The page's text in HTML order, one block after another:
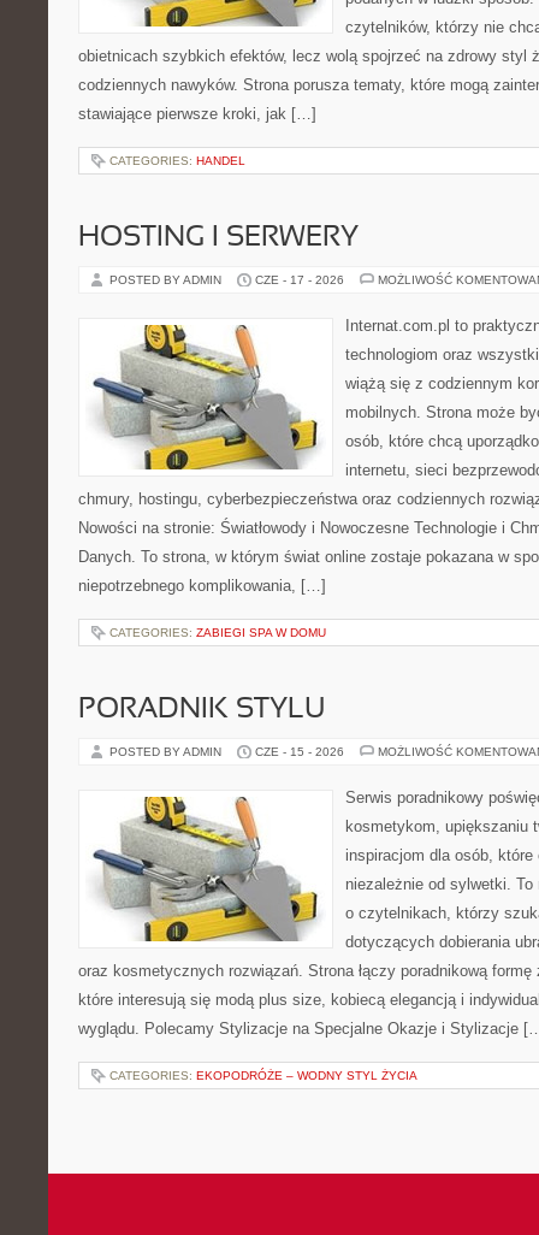
czytelników, którzy nie
obietnicach szybkich efektów, lecz wolą spojrzeć na zdrowy styl
codziennych nawyków. Strona porusza tematy, które mogą
stawiające pierwsze kroki, jak […]
CATEGORIES: HANDEL
HOSTING I SERWERY
POSTED BY ADMIN CZE - 17 - 2026 MOŻLIWOŚĆ
Internat.com.pl to
technologiom oraz
wiążą się z codziennym
mobilnych. Strona może
osób, które chcą
internetu, sieci
chmury, hostingu, cyberbezpieczeństwa oraz codziennych
Nowości na stronie: Światłowody i Nowoczesne Technologie i
Danych. To strona, w którym świat online zostaje pokazana w
niepotrzebnego komplikowania, […]
CATEGORIES: ZABIEGI SPA W DOMU
PORADNIK STYLU
POSTED BY ADMIN CZE - 15 - 2026 MOŻLIWOŚĆ
Serwis poradnikowy
kosmetykom, upiększaniu
inspiracjom dla osób,
niezależnie od sylwetki.
o czytelnikach, którzy
dotyczących dobierania
oraz kosmetycznych rozwiązań. Strona łączy poradnikową
które interesują się modą plus size, kobiecą elegancją i
wyglądu. Polecamy Stylizacje na Specjalne Okazje i Stylizacje
CATEGORIES: EKOPODRÓŻE – WODNY STYL ŻYCIA